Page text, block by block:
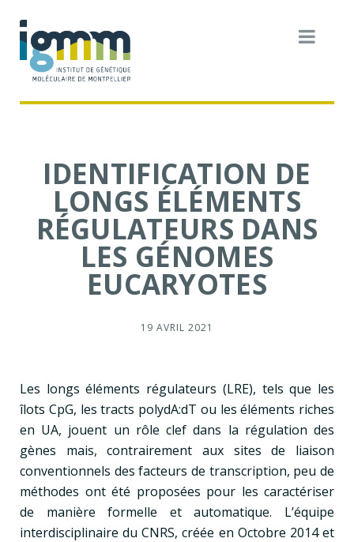
IDENTIFICATION DE
LONGS ÉLÉMENTS
RÉGULATEURS DANS
LES GÉNOMES
EUCARYOTES
19 AVRIL 2021
Les longs éléments régulateurs (LRE), tels que les
îlots CpG, les tracts polydA:dT ou les éléments riches
en UA, jouent un rôle clef dans la régulation des
gènes mais, contrairement aux sites de liaison
conventionnels des facteurs de transcription, peu de
méthodes ont été proposées pour les caractériser
de manière formelle et automatique. L’équipe
interdisciplinaire du CNRS, créée en Octobre 2014 et